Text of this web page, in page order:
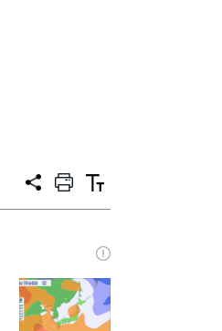
공
프
트
텍
트